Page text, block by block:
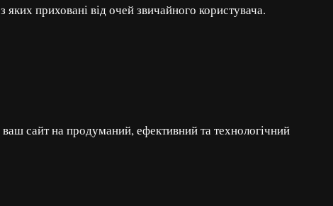
приховані від очей звичайного користувача.
сайт на продуманий, ефективний та технологічний